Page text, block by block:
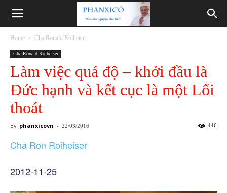
Phanxicô
Home Cha Ronald Rolheiser
Cha Ronald Rolheiser
Làm việc quá độ – khởi đầu là
Đức hạnh và kết cục là một Lối
thoát
By phanxicovn - 22/03/2016 446
Cha Ron Roiheiser
2012-11-25